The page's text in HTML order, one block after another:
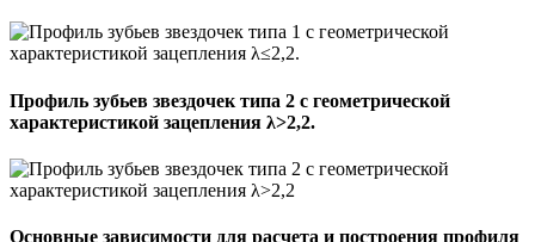
Профиль зубьев звездочек типа 2 с геометрической
характеристикой зацепления λ>2,2.
Основные зависимости для расчета и построения профиля